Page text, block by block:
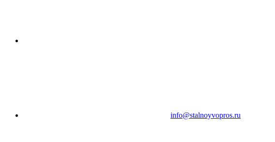
info@stalnoyvopros.ru